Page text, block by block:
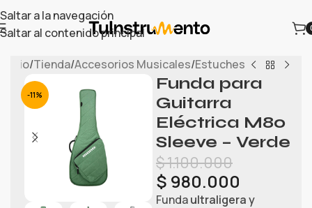
Saltar a la navegación
Saltar al contenido principal
Inicio/Tienda/Accesorios Musicales/Estuches
-11%
Funda para
Guitarra
Eléctrica M80
Sleeve – Verde
$1.100.000
$ 980.000
Fundaultraligera y